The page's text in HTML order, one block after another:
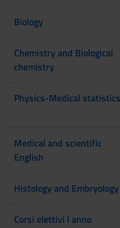
Biology
Chemistry and Biological
chemistry
Physics-Medical statistics
Medical and scientific
English
Histology and Embryology
Corsi elettivi I anno